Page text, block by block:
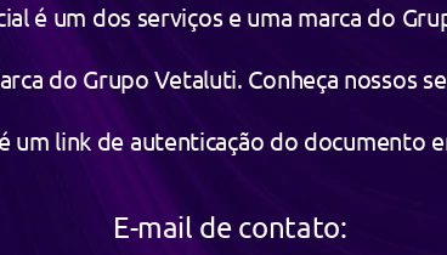
é um dos serviços e uma marca do
do Grupo Vetaluti. Conheça nossos
um link de autenticação do documento
E-mail de contato: